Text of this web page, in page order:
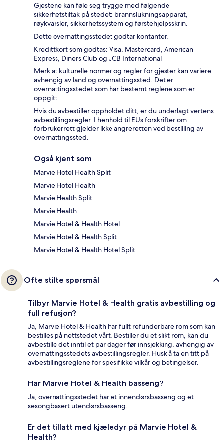
Gjestene kan føle seg trygge med følgende
sikkerhetstiltak på stedet: brannslukningsapparat,
røykvarsler, sikkerhetssystem og førstehjelpsskrin.
Dette overnattingsstedet godtar kontanter.
Kredittkort som godtas: Visa, Mastercard, American
Express, Diners Club og JCB International
Merk at kulturelle normer og regler for gjester kan variere
avhengig av land og overnattingssted. Det er
overnattingsstedet som har bestemt reglene som er
oppgitt.
Hvis du avbestiller oppholdet ditt, er du underlagt vertens
avbestillingsregler. I henhold til EUs forskrifter om
forbrukerrett gjelder ikke angreretten ved bestilling av
overnattingssted.
Også kjent som
Marvie Hotel Health Split
Marvie Hotel Health
Marvie Health Split
Marvie Health
Marvie Hotel & Health Hotel
Marvie Hotel & Health Split
Marvie Hotel & Health Hotel Split
Ofte stilte spørsmål
Tilbyr Marvie Hotel & Health gratis avbestilling og
full refusjon?
Ja, Marvie Hotel & Health har fullt refunderbare rom som kan
bestilles på nettstedet vårt. Bestiller du et slikt rom, kan du
avbestille det inntil et par dager før innsjekking, avhengig av
overnattingsstedets avbestillingsregler. Husk å ta en titt på
avbestillingsreglene for spesifikke vilkår og betingelser.
Har Marvie Hotel & Health basseng?
Ja, overnattingsstedet har et innendørsbasseng og et
sesongbasert utendørsbasseng.
Er det tillatt med kjæledyr på Marvie Hotel &
Health?